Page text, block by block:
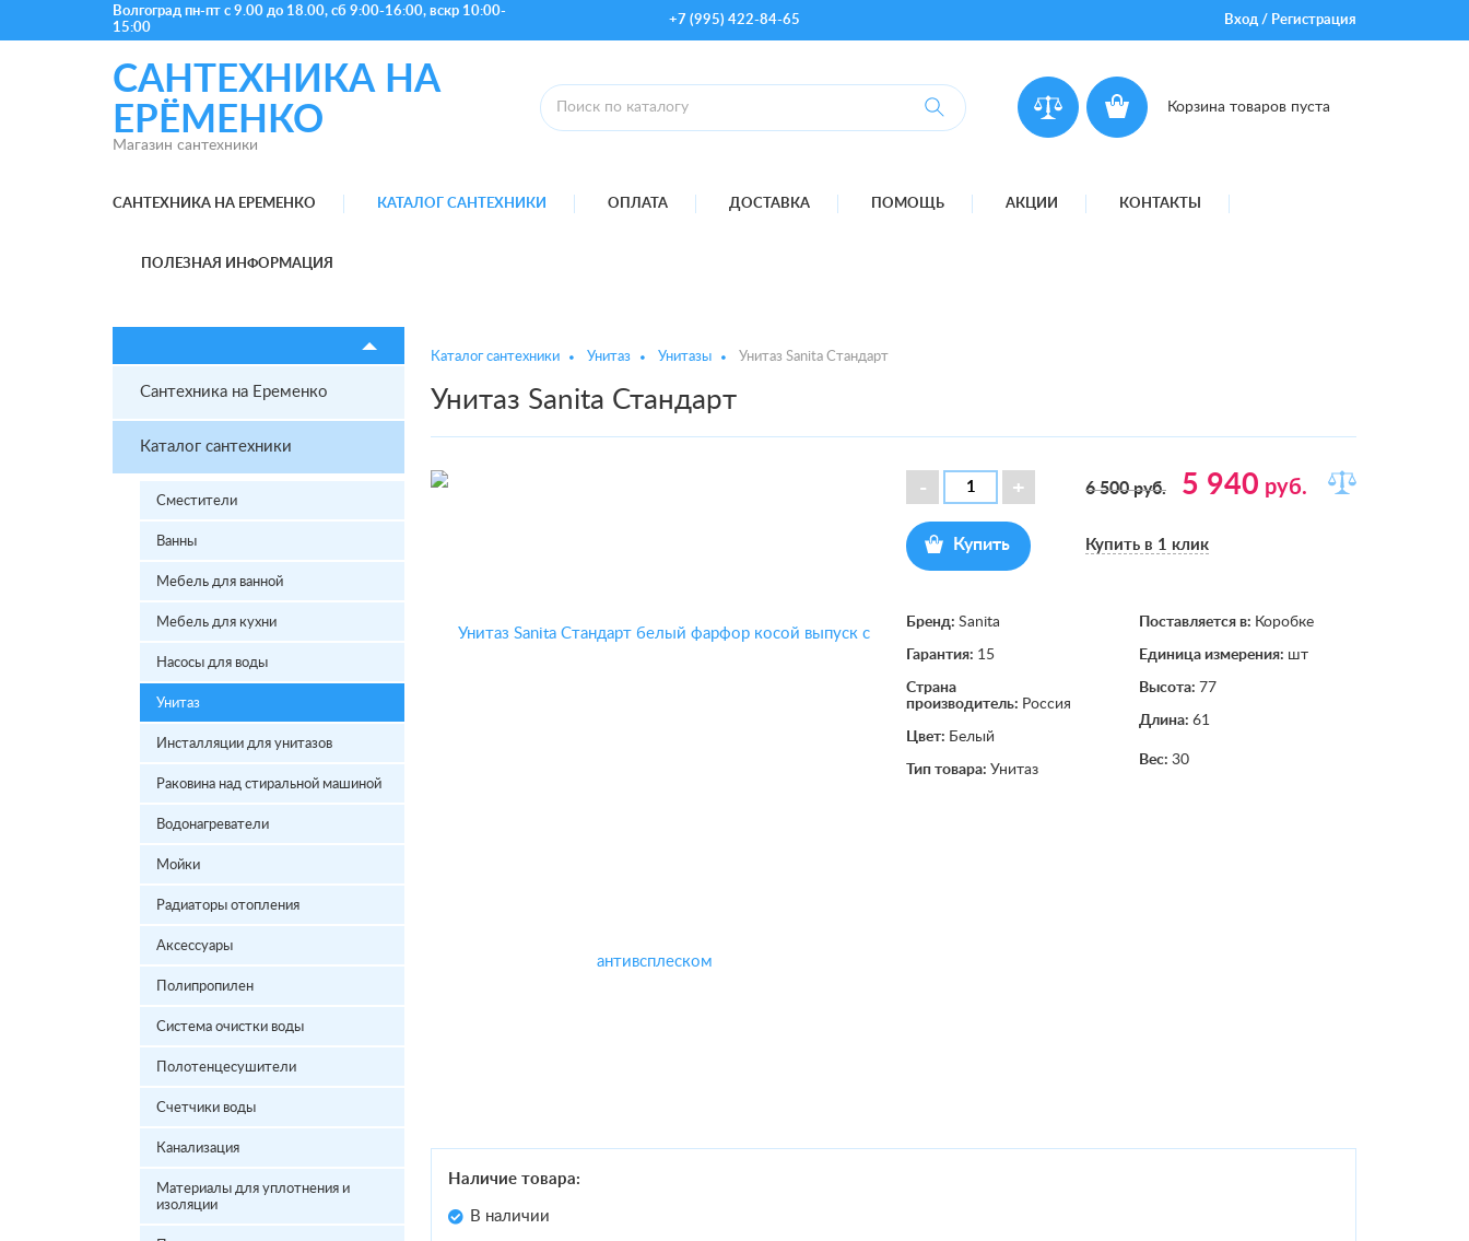
Волгоград пн-пт с 9.00 до 18.00, сб 9:00-16:00, вскр 10:00-
15:00
+7 (995) 422-84-65 Вход/ Регистрация
САНТЕХНИКА НА
ЕРЁМЕНКО
Магазин сантехники
Корзина товаров пуста
САНТЕХНИКА НА ЕРЕМЕНКО КАТАЛОГ САНТЕХНИКИ ОПЛАТА ДОСТАВКА ПОМОЩЬ АКЦИИ КОНТАКТЫ
ПОЛЕЗНАЯ ИНФОРМАЦИЯ
Сантехника на Еременко
Каталог сантехники
Сместители
Ванны
Мебель для ванной
Мебель для кухни
Насосы для воды
Унитаз
Инсталляции для унитазов
Раковина над стиральной машиной
Водонагреватели
Мойки
Радиаторы отопления
Аксессуары
Полипропилен
Система очистки воды
Полотенцесушители
Счетчики воды
Канализация
Материалы для уплотнения и
изоляции
Каталог сантехники Унитаз Унитазы Унитаз Sanita Стандарт
Унитаз Sanita Стандарт
6 500руб. 5 940 руб.
Купить Купить в 1 клик
Бренд:Sanita
Гарантия: 15
Страна
производитель: Россия
Цвет: Белый
Тип товара:Унитаз
Поставляется в: Коробке
Единица измерения: шт
Высота: 77
Длина:61
Вес:30
Наличие товара:
В наличии